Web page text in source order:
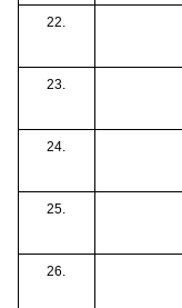
22.
23.
24.
25.
26.